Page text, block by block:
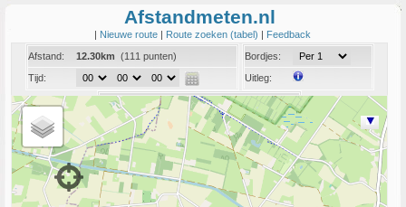
Afstandmeten.nl
| Nieuwe route | Route zoeken (tabel) | Feedback
Afstand:
12.30km (111 punten)
Tijd:
Bordjes:
Uitleg:
Coord:
Info:Link naar deze route